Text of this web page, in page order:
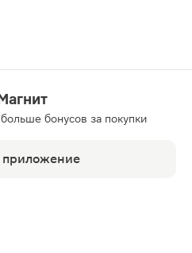
бонусов за покупки
приложение